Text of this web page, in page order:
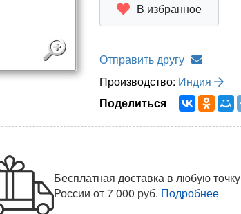
В избранное
Отправить другу
Производство: Индия
Поделиться
Бесплатная доставка в любую точку
Россииот 7 000 руб. Подробнее